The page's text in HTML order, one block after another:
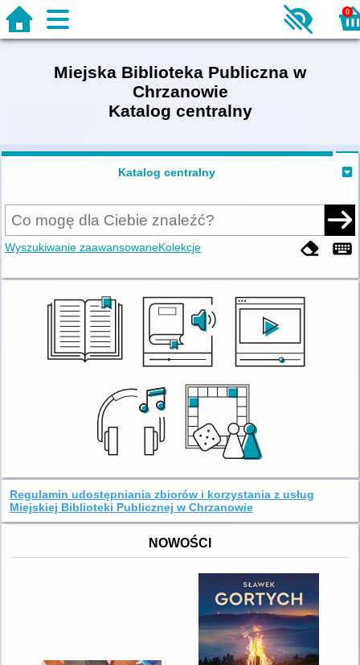
0
Miejska Biblioteka Publiczna w
Chrzanowie
Katalog centralny
Katalog centralny
Wyszukiwanie zaawansowaneKolekcje
Regulamin udostępniania zbiorów i korzystania z usług
Miejskiej Biblioteki Publicznej w Chrzanowie
NOWOŚCI